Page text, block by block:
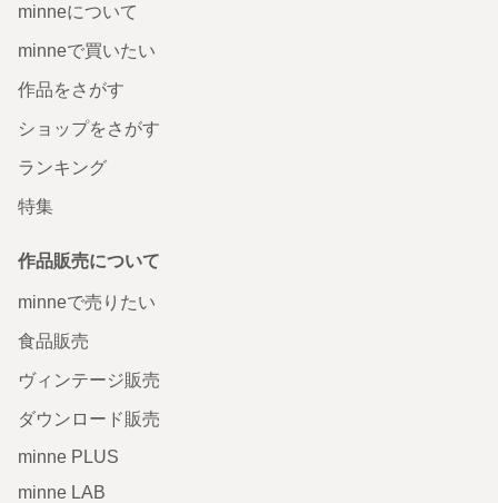
minneについて
minneで買いたい
作品をさがす
ショップをさがす
ランキング
特集
作品販売について
minneで売りたい
食品販売
ヴィンテージ販売
ダウンロード販売
minne PLUS
minne LAB